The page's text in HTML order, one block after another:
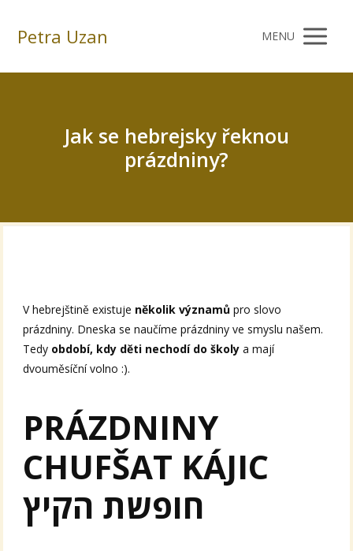
Petra Uzan MENU
Jak se hebrejsky řeknou
prázdniny?
V hebrejštině existuje několik významů pro slovo
prázdniny. Dneska se naučíme prázdniny ve smyslu našem.
Tedy období, kdy děti nechodí do školya mají
dvouměsíční volno :).
PRÁZDNINY
CHUFŠAT KÁJIC
חופשת הקיץ